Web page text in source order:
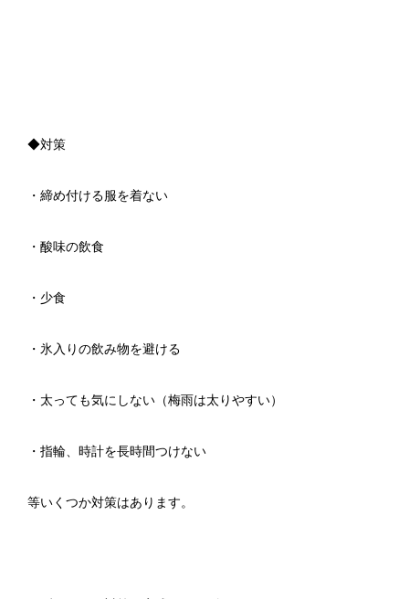
◆対策
・締め付ける服を着ない
・酸味の飲食
・少食
・氷入りの飲み物を避ける
・太っても気にしない（梅雨は太りやすい）
・指輪、時計を長時間つけない
等いくつか対策はあります。